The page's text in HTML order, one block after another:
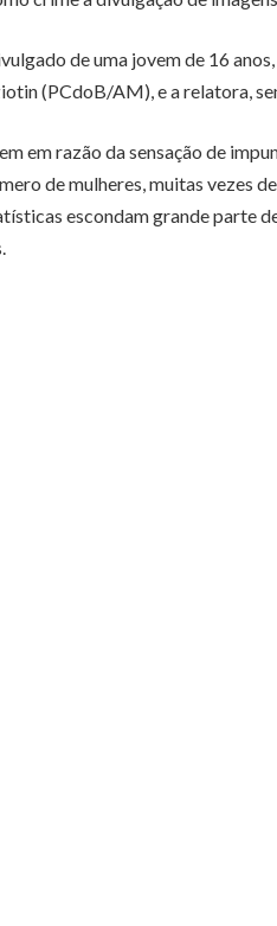
de uma jovem de 16
(PCdoB/AM), e a relatora,
em razão da sensação de
de mulheres, muitas vezes
escondam grande parte